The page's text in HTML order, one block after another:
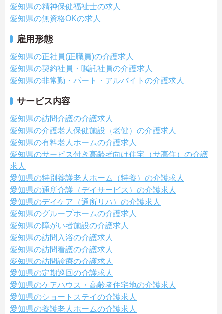
愛知県の精神保健福祉士の求人
愛知県の無資格OKの求人
雇用形態
愛知県の正社員(正職員)の介護求人
愛知県の契約社員・嘱託社員の介護求人
愛知県の非常勤・パート・アルバイトの介護求人
サービス内容
愛知県の訪問介護の介護求人
愛知県の介護老人保健施設（老健）の介護求人
愛知県の有料老人ホームの介護求人
愛知県のサービス付き高齢者向け住宅（サ高住）の介護
求人
愛知県の特別養護老人ホーム（特養）の介護求人
愛知県の通所介護（デイサービス）の介護求人
愛知県のデイケア（通所リハ）の介護求人
愛知県のグループホームの介護求人
愛知県の障がい者施設の介護求人
愛知県の訪問入浴の介護求人
愛知県の訪問看護の介護求人
愛知県の訪問診療の介護求人
愛知県の定期巡回の介護求人
愛知県のケアハウス・高齢者住宅地の介護求人
愛知県のショートステイの介護求人
愛知県の養護老人ホームの介護求人